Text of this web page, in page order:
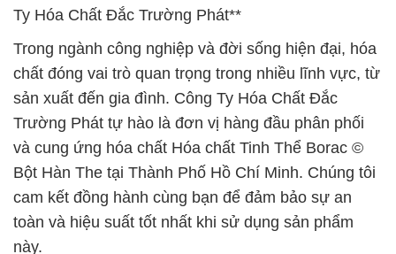
Ty Hóa Chất Đắc Trường Phát**
Trong ngành công nghiệp và đời sống hiện đại, hóa
chất đóng vai trò quan trọng trong nhiều lĩnh vực, từ
sản xuất đến gia đình. Công Ty Hóa Chất Đắc
Trường Phát tự hào là đơn vị hàng đầu phân phối
và cung ứng hóa chất Hóa chất Tinh Thể Borac ©
Bột Hàn The tại Thành Phố Hồ Chí Minh. Chúng tôi
cam kết đồng hành cùng bạn để đảm bảo sự an
toàn và hiệu suất tốt nhất khi sử dụng sản phẩm
này.